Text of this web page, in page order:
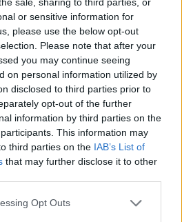
or sensitive information for
please use the below opt-out
Please note that after your
you may continue seeing
on personal information utilized by
disclosed to third parties prior to
opt-out of the further
information by third parties on the
This information may
third parties on the IAB’s List of
that may further disclose it to other
Opt Outs
δομή στην Ελληνική
το 60% του συνολικού